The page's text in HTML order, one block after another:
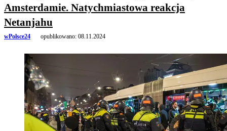
Amsterdamie. Natychmiastowa reakcja
Netanjahu
wPolsce24 opublikowano: 08.11.2024